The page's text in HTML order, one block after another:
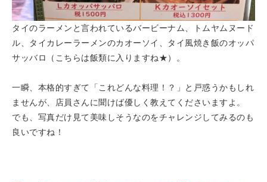
タイのラーメンと言われているバービーナム、トムヤムヌード
ル、タイカレーラーメンのカオーソイ、タイ風焼き飯のオッパ
サッバロ（こちらは飯類に入りますね★）。
一瞬、本格的すぎて「これどんな料理！？」と戸惑うかもしれ
ませんが、店員さんに聞けば優しく教えてくださいますよ。
でも、写真だけ見て美味しそうなのをチャレンジしてみるのも
良いですね！